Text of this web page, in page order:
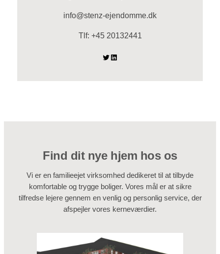
info@stenz-ejendomme.dk
Tlf: +45 20132441
Twitter LinkedIn
Find dit nye hjem hos os
Vi er en familieejet virksomhed dedikeret til at tilbyde
komfortable og trygge boliger. Vores mål er at sikre
tilfredse lejere gennem en venlig og personlig service, der
afspejler vores kerneværdier.